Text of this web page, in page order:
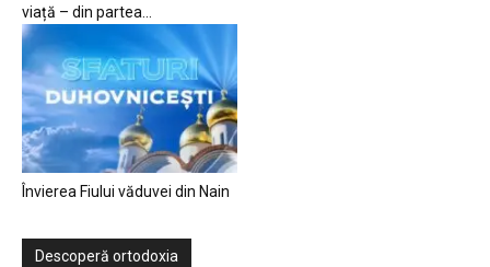
viață – din partea...
Învierea Fiului văduvei din Nain
Descoperă ortodoxia